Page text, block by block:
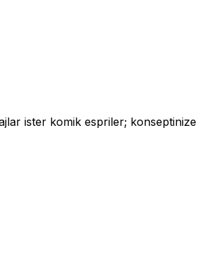
ister komik espriler; konseptinize